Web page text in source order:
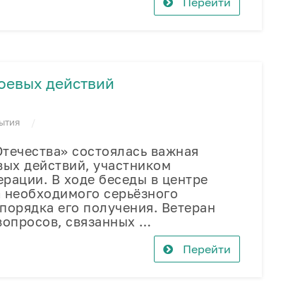
действий
состоялась важная
действий, участником
В ходе беседы в центре
серьёзного
его получения. Ветеран
связанных …
Перейти